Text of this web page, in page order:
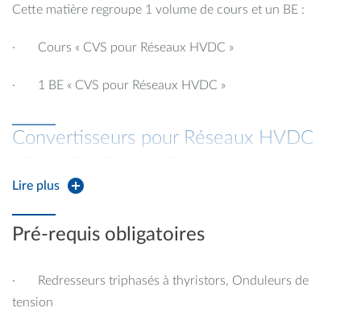
Cette matière regroupe 1 volume de cours et un BE :
· Cours « CVS pour Réseaux HVDC »
· 1 BE « CVS pour Réseaux HVDC »
Convertisseurs pour Réseaux HVDC
Programme :
conversion utilisées pour le transport d'énergie électrique
en courant continu haute tension : redresseurs à thyristors,
multiniveaux. Un bureau d'étude portant sur le
dimensionnement d'une liaison HVDC illustre les cours.
Lire plus
Pré-requis obligatoires
· Redresseurs triphasés à thyristors, Onduleurs de
tension